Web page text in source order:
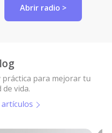
Abrir radio >
para mejorar tu
de vida.